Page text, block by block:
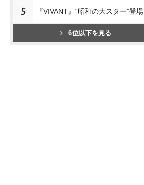
5 『VIVANT』“昭和の大スター”登場
6位以下を見る